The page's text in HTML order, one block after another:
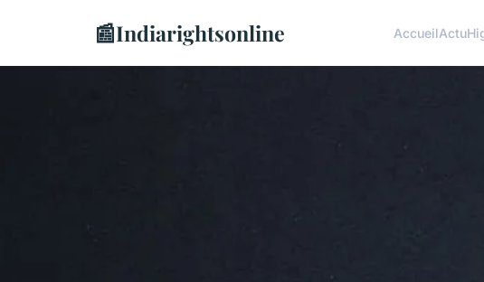
📰Indiarightsonline AccueilActu